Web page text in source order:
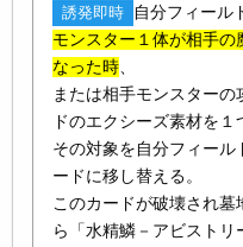
誘発即時
自分フィール
モンスター１体が相手
なった時、
または相手モンスター
ドのエクシーズ素材を１
その対象を自分フィール
ードに移し替える。
このカードが破壊され
ら「水精鱗－アビストリ